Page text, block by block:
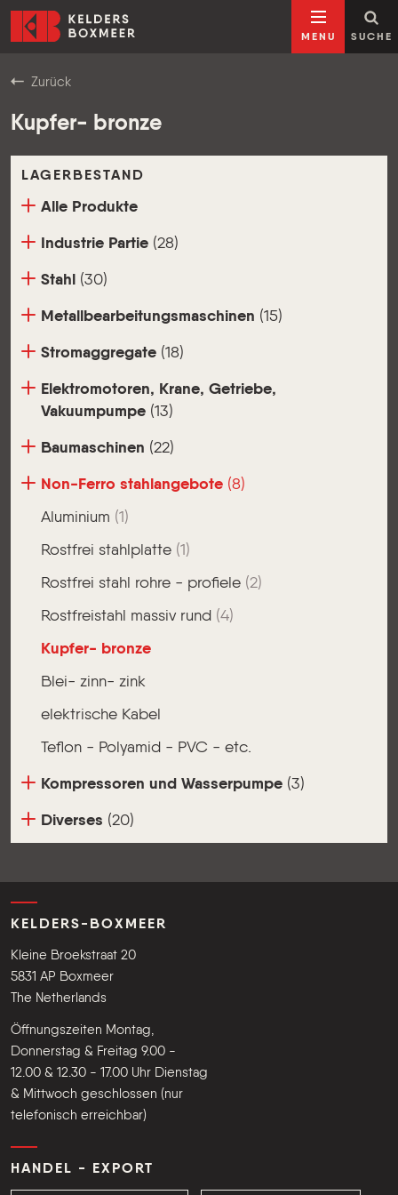
Zum Inhalt springen
Kelders Boxmeer
MENU SUCHE
Zurück
Kupfer- bronze
LAGERBESTAND
Alle Produkte
Industrie Partie (28)
Stahl (30)
Metallbearbeitungsmaschinen (15)
Stromaggregate (18)
Elektromotoren, Krane, Getriebe,
Vakuumpumpe (13)
Baumaschinen (22)
Non-Ferro stahlangebote (8)
Aluminium (1)
Rostfrei stahlplatte (1)
Rostfrei stahl rohre - profiele (2)
Rostfreistahl massiv rund (4)
Kupfer- bronze
Blei- zinn- zink
elektrische Kabel
Teflon - Polyamid - PVC - etc.
Kompressoren und Wasserpumpe (3)
Diverses (20)
KELDERS-BOXMEER
Kleine Broekstraat 20
5831 AP Boxmeer
The Netherlands
Öffnungszeiten Montag,
Donnerstag & Freitag 9.00 -
12.00 & 12.30 - 17.00 Uhr Dienstag
& Mittwoch geschlossen (nur
telefonisch erreichbar)
HANDEL - EXPORT